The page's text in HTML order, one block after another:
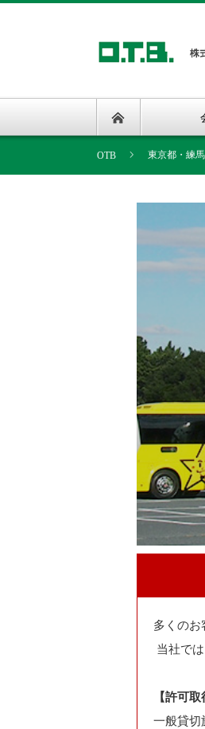
東京都・練
多くのお
当社で
【許可取
一般貸切